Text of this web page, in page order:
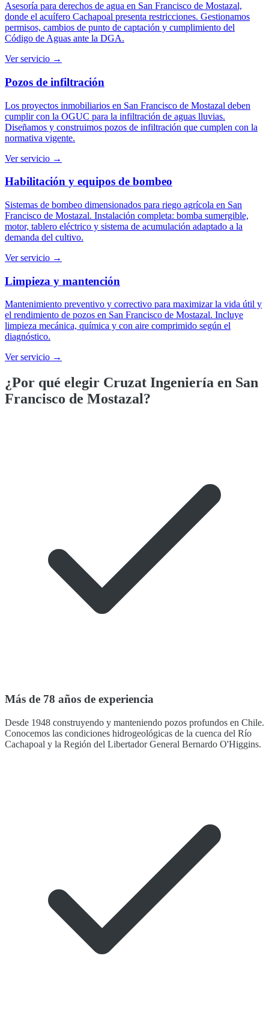
Asesoría para derechos de agua en San Francisco de Mostazal,
donde el acuífero Cachapoal presenta restricciones. Gestionamos
permisos, cambios de punto de captación y cumplimiento del
Código de Aguas ante la DGA.
Ver servicio →
Pozos de infiltración
Los proyectos inmobiliarios en San Francisco de Mostazal deben
cumplir con la OGUC para la infiltración de aguas lluvias.
Diseñamos y construimos pozos de infiltración que cumplen con la
normativa vigente.
Ver servicio →
Habilitación y equipos de bombeo
Sistemas de bombeo dimensionados para riego agrícola en San
Francisco de Mostazal. Instalación completa: bomba sumergible,
motor, tablero eléctrico y sistema de acumulación adaptado a la
demanda del cultivo.
Ver servicio →
Limpieza y mantención
Mantenimiento preventivo y correctivo para maximizar la vida útil y
el rendimiento de pozos en San Francisco de Mostazal. Incluye
limpieza mecánica, química y con aire comprimido según el
diagnóstico.
Ver servicio →
¿Por qué elegir Cruzat Ingeniería en San
Francisco de Mostazal?
Más de 78 años de experiencia
Desde 1948 construyendo y manteniendo pozos profundos en Chile.
Conocemos las condiciones hidrogeológicas de la cuenca del Río
Cachapoal y la Región del Libertador General Bernardo O'Higgins.